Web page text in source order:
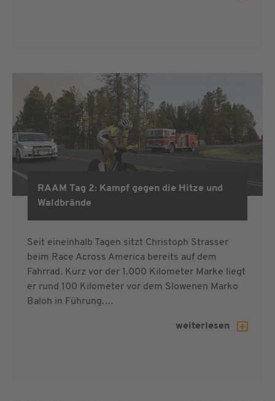
RAAM 2019
RAAM Tag 2: Kampf gegen die Hitze und
Waldbrände
Seit eineinhalb Tagen sitzt Christoph Strasser
beim Race Across America bereits auf dem
Fahrrad. Kurz vor der 1.000 Kilometer Marke liegt
er rund 100 Kilometer vor dem Slowenen Marko
Baloh in Führung.…
weiterlesen